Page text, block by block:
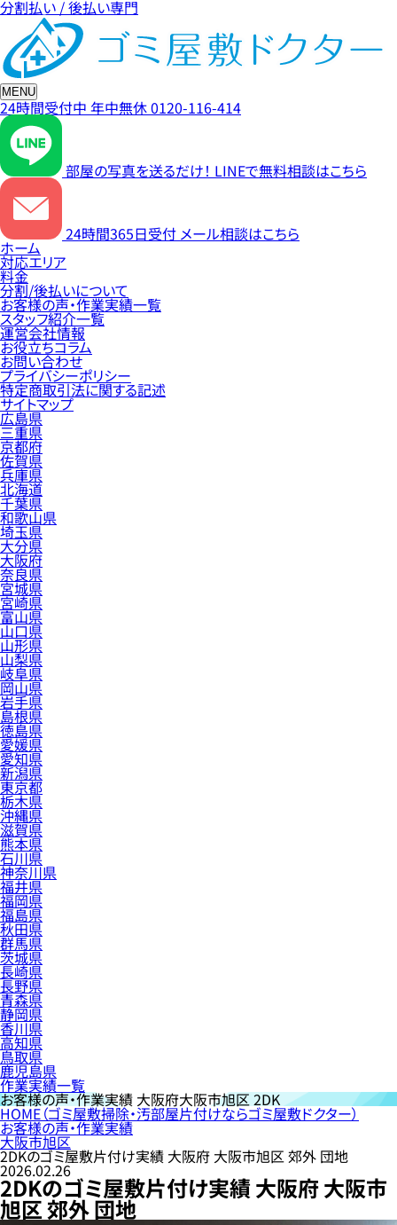
分割払い / 後払い専門
MENU
24時間受付中 年中無休0120-116-414
部屋の写真を送るだけ！ LINEで無料相談はこちら
24時間365日受付 メール相談はこちら
ホーム
対応エリア
料金
分割/後払いについて
お客様の声・作業実績一覧
スタッフ紹介一覧
運営会社情報
お役立ちコラム
お問い合わせ
プライバシーポリシー
特定商取引法に関する記述
サイトマップ
広島県
三重県
京都府
佐賀県
兵庫県
北海道
千葉県
和歌山県
埼玉県
大分県
大阪府
奈良県
宮城県
宮崎県
富山県
山口県
山形県
山梨県
岐阜県
岡山県
岩手県
島根県
徳島県
愛媛県
愛知県
新潟県
東京都
栃木県
沖縄県
滋賀県
熊本県
石川県
神奈川県
福井県
福岡県
福島県
秋田県
群馬県
茨城県
長崎県
長野県
青森県
静岡県
香川県
高知県
鳥取県
鹿児島県
作業実績一覧
お客様の声・作業実績 大阪府大阪市旭区 2DK
HOME（ゴミ屋敷掃除・汚部屋片付けならゴミ屋敷ドクター）
お客様の声・作業実績
大阪市旭区
2DKのゴミ屋敷片付け実績 大阪府 大阪市旭区 郊外 団地
2026.02.26
2DKのゴミ屋敷片付け実績 大阪府 大阪市
旭区 郊外 団地